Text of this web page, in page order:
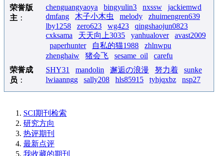
荣誉版
主 ：
chenguangyaoya bingyulin3 nxssw
jackiemwd
dmfang
木子小木虫 melody
zhuimengren639
lby1258
zero623 wg423
qingshaojun0823
cxksama
天天向上3035 yanhualover
avast2009
paperhunter
自私的猫1988
zhlnwpu
zhenghaiw
猪会飞 sesame_oil
carefu
荣誉成
员 ：
SHY31 mandolin 邂逅の浪漫 努力着
sunke
lwiaanngg
sally208 hls85915 tyhjqxbz nsp27
SCI期刊检索
研究方向
热评期刊
最新点评
我收藏的期刊